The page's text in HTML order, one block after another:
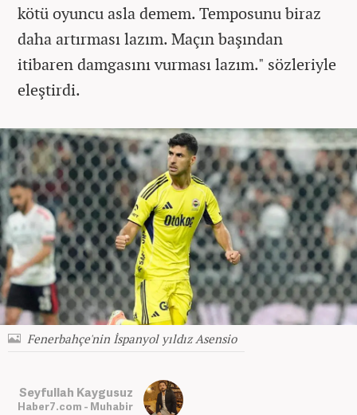
kötü oyuncu asla demem. Temposunu biraz
daha artırması lazım. Maçın başından
itibaren damgasını vurması lazım." sözleriyle
eleştirdi.
Fenerbahçe'nin İspanyol yıldız Asensio
Seyfullah Kaygusuz
Haber7.com - Muhabir